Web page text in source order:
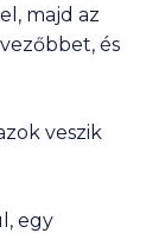
majd az
és
veszik
egy